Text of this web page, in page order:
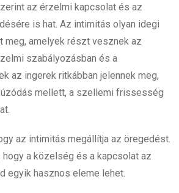
az érzelmi kapcsolat és az
is hat. Az intimitás olyan idegi
meg, amelyek részt vesznek az
szabályozásban és a
az ingerek ritkábban jelennek meg,
mellett, a szellemi frissesség
az intimitás megállítja az öregedést.
hogy a közelség és a kapcsolat az
egyik hasznos eleme lehet.